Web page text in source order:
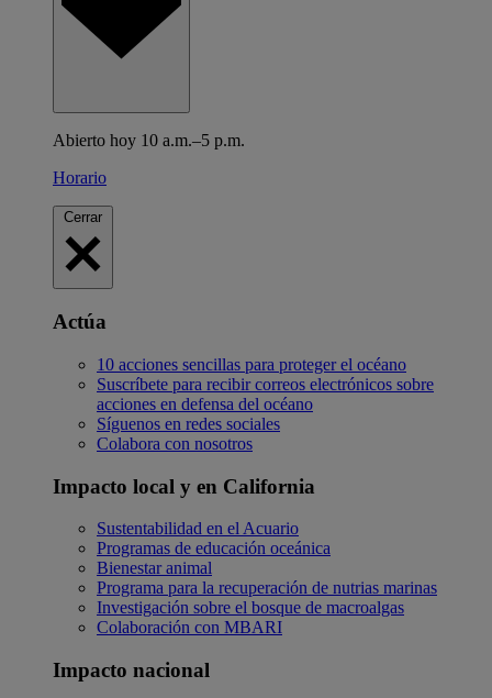
Abierto hoy 10 a.m.–5 p.m.
Horario
Cerrar
Actúa
10 acciones sencillas para proteger el océano
Suscríbete para recibir correos electrónicos sobre
acciones en defensa del océano
Síguenos en redes sociales
Colabora con nosotros
Impacto local y en California
Sustentabilidad en el Acuario
Programas de educación oceánica
Bienestar animal
Programa para la recuperación de nutrias marinas
Investigación sobre el bosque de macroalgas
Colaboración con MBARI
Impacto nacional